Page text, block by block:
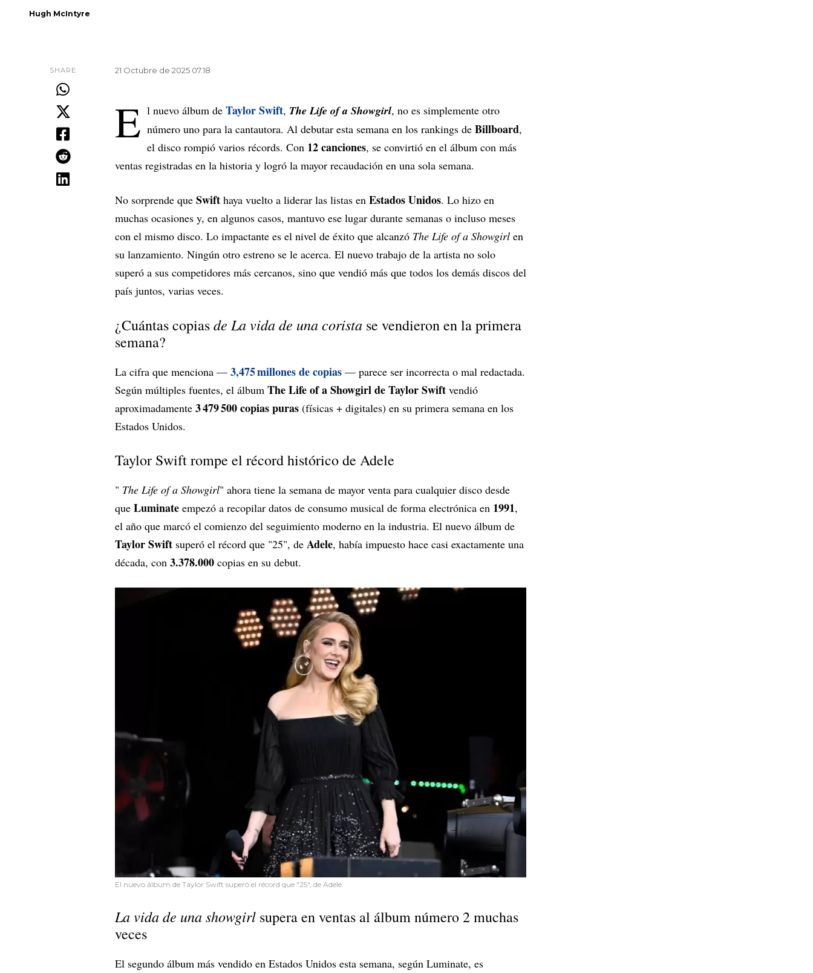
Hugh McIntyre
SHARE 21 Octubre de 2025 07.18
E l nuevo álbum de Taylor Swift, The Life of a Showgirl, no es simplemente otro
número uno para la cantautora. Al debutar esta semana en los rankings de Billboard,
el disco rompió varios récords. Con 12 canciones, se convirtió en el álbum con más
ventas registradas en la historia y logró la mayor recaudación en una sola semana.
No sorprende que Swift haya vuelto a liderar las listas en Estados Unidos. Lo hizo en
muchas ocasiones y, en algunos casos, mantuvo ese lugar durante semanas o incluso meses
con el mismo disco. Lo impactante es el nivel de éxito que alcanzó The Life of a Showgirl en
su lanzamiento. Ningún otro estreno se le acerca. El nuevo trabajo de la artista no solo
superó a sus competidores más cercanos, sino que vendió más que todos los demás discos del
país juntos, varias veces.
¿Cuántas copiasde La vida de una corista se vendieron en la primera
semana?
La cifra que menciona — 3,475 millones de copias — parece ser incorrecta o mal redactada.
Según múltiples fuentes, el álbum The Life of a Showgirl de Taylor Swift vendió
aproximadamente 3 479 500 copias puras (físicas + digitales) en su primera semana en los
Estados Unidos.
Taylor Swift rompe el récord histórico de Adele
" The Life of a Showgirl" ahora tiene la semana de mayor venta para cualquier disco desde
que Luminate empezó a recopilar datos de consumo musical de forma electrónica en 1991,
el año que marcó el comienzo del seguimiento moderno en la industria. El nuevo álbum de
Taylor Swift superó el récord que "25", de Adele, había impuesto hace casi exactamente una
década, con 3.378.000 copias en su debut.
El nuevo álbum de Taylor Swift superó el récord que "25", de Adele.
La vida de una showgirl supera en ventas al álbum número 2 muchas
veces
El segundo álbum más vendido en Estados Unidos esta semana, según Luminate, es